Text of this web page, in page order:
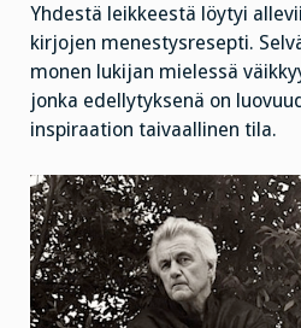
Yhdestä leikkeestä löytyi
kirjojen menestysresepti.
monen lukijan mielessä
jonka edellytyksenä on
inspiraation taivaallinen tila.